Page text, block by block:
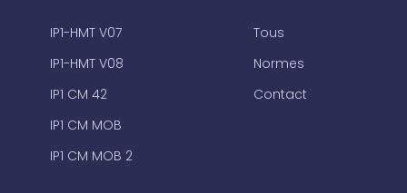
IP1-HMT V07
IP1-HMT V08
IP1 CM 42
IP1 CM MOB
IP1 CM MOB 2
Tous
Normes
Contact